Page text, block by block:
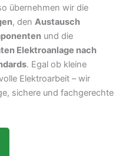
übernehmen wir die
, den Austausch
und die
Elektroanlage nach
. Egal ob kleine
Elektroarbeit – wir
sichere und fachgerechte